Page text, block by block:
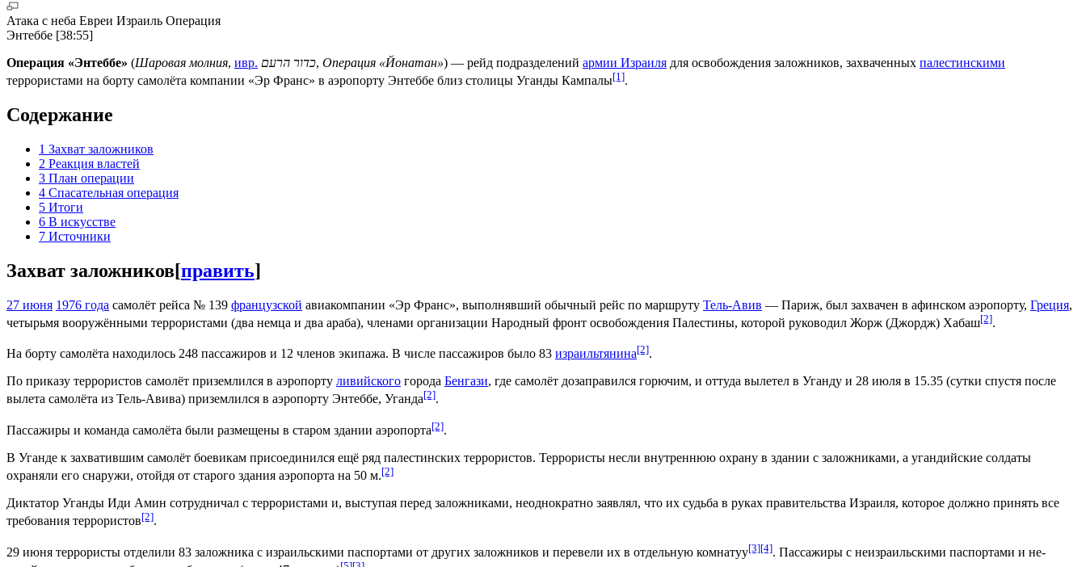
Атака с неба Евреи Израиль Операция
Энтеббе [38:55]
Операция «Энтеббе» (Шаровая молния, ивр. , Операция «Йонатан») — рейд подразделений армии Израиля для освобождения заложников, захваченных палестинскими
террористами на борту самолёта компании «Эр Франс» в аэропорту Энтеббе близ столицы Уганды Кампалы[1].
Содержание
1 Захват заложников
2 Реакция властей
3 План операции
4 Спасательная операция
5 Итоги
6 В искусстве
7 Источники
Захват заложников[править]
27 июня 1976 года самолёт рейса № 139 французской авиакомпании «Эр Франс», выполнявший обычный рейс по маршруту Тель-Авив — Париж, был захвачен в афинском аэропорту, Греция,
четырьмя вооружёнными террористами (два немца и два араба), членами организации Народный фронт освобождения Палестины, которой руководил Жорж (Джордж) Хабаш[2].
На борту самолёта находилось 248 пассажиров и 12 членов экипажа. В числе пассажиров было 83 израильтянина[2].
По приказу террористов самолёт приземлился в аэропорту ливийского города Бенгази, где самолёт дозаправился горючим, и оттуда вылетел в Уганду и 28 июля в 15.35 (сутки спустя после
вылета самолёта из Тель-Авива) приземлился в аэропорту Энтеббе, Уганда[2].
Пассажиры и команда самолёта были размещены в старом здании аэропорта[2].
В Уганде к захватившим самолёт боевикам присоединился ещё ряд палестинских террористов. Террористы несли внутреннюю охрану в здании с заложниками, а угандийские солдаты
охраняли его снаружи, отойдя от старого здания аэропорта на 50 м.[2]
Диктатор Уганды Иди Амин сотрудничал с террористами и, выступая перед заложниками, неоднократно заявлял, что их судьба в руках правительства Израиля, которое должно принять все
требования террористов[2].
29 июня террористы отделили 83 заложника с израильскими паспортами от других заложников и перевели их в отдельную комнатуу[3][4]. Пассажиры с неизраильскими паспортами и не-